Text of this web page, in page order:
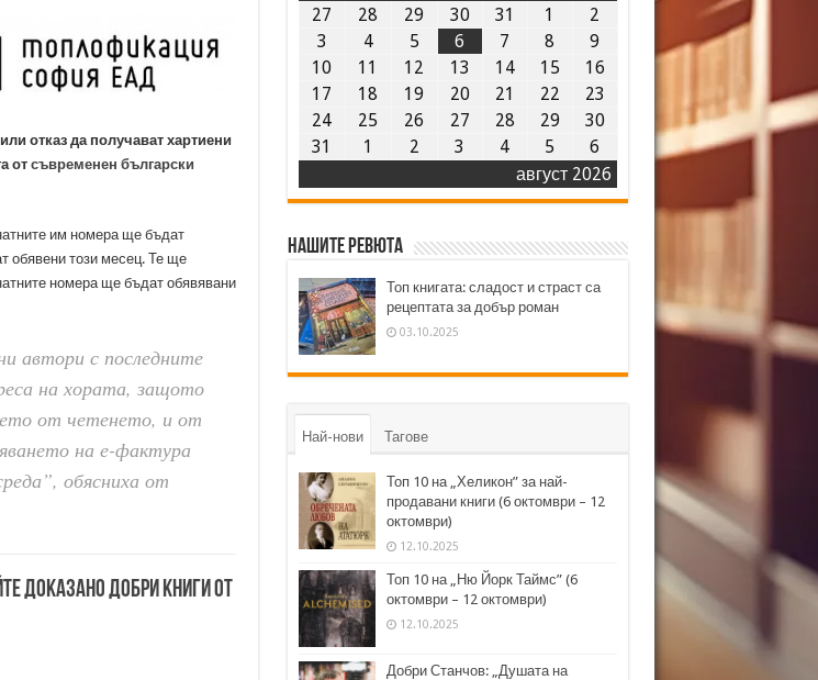
отказ да получават хартиени
отсъвременен български
им номера ще бъдат
обявени този месец. Те ще
номера ще бъдат обявявани
автори с последните
на хората, защото
от четенето, и от
на е-фактура
обясниха от
доказано добри книги от
август 2026
27 28 29 30 31 1
2
3
4 5 6 7 8
9
10
11 12 13 14 15
16
17
18 19 20 21 22
23
24
25 26 27 28 29
30
31
1 2 3 4 5 6
Нашите ревюта
Топ книгата: сладост и страст са
рецептата за добър роман
03.10.2025
Най-нови Тагове
Топ 10 на „Хеликон” за най-
продавани книги (6 октомври – 12
октомври)
12.10.2025
Топ 10 на „Ню Йорк Таймс” (6
октомври – 12 октомври)
12.10.2025
Добри Станчов: „Душата на